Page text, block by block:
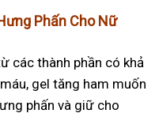
Phấn Cho Nữ
các thành phần có khả
gel tăng ham muốn
phấn và giữ cho